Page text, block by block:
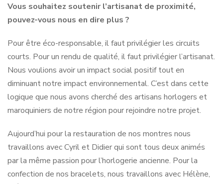
Vous souhaitez soutenir l’artisanat de proximité,
pouvez-vous nous en dire plus ?
Pour être éco-responsable, il faut privilégier les circuits
courts. Pour un rendu de qualité, il faut privilégier l’artisanat.
Nous voulions avoir un impact social positif tout en
diminuant notre impact environnemental. C’est dans cette
logique que nous avons cherché des artisans horlogers et
maroquiniers de notre région pour rejoindre notre projet.
Aujourd’hui pour la restauration de nos montres nous
travaillons avec Cyril et Didier qui sont tous deux animés
par la même passion pour l’horlogerie ancienne. Pour la
confection de nos bracelets, nous travaillons avec Hélène,